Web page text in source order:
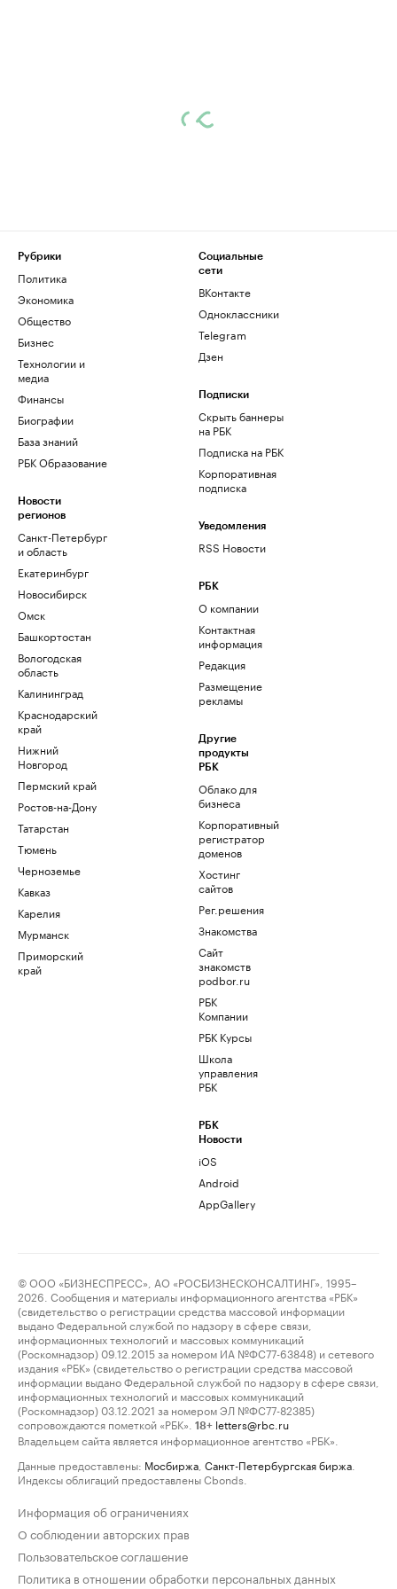
Рубрики
Политика
Экономика
Общество
Бизнес
Технологии и
медиа
Финансы
Биографии
База знаний
РБК Образование
Новости
регионов
Санкт-Петербург
и область
Екатеринбург
Новосибирск
Омск
Башкортостан
Вологодская
область
Калининград
Краснодарский
край
Нижний
Новгород
Пермский край
Ростов-на-Дону
Татарстан
Тюмень
Черноземье
Кавказ
Карелия
Мурманск
Приморский
край
Социальные
сети
ВКонтакте
Одноклассники
Telegram
Дзен
Подписки
Скрыть баннеры
на РБК
Подписка на РБК
Корпоративная
подписка
Уведомления
RSS Новости
РБК
О компании
Контактная
информация
Редакция
Размещение
рекламы
Другие
продукты
РБК
Облако для
бизнеса
Корпоративный
регистратор
доменов
Хостинг
сайтов
Рег.решения
Знакомства
Сайт
знакомств
podbor.ru
РБК
Компании
РБК Курсы
Школа
управления
РБК
РБК
Новости
iOS
Android
AppGallery
© ООО «БИЗНЕСПРЕСС», АО «РОСБИЗНЕСКОНСАЛТИНГ», 1995–
2026. Сообщения и материалы информационного агентства «РБК»
(свидетельство о регистрации средства массовой информации
выдано Федеральной службой по надзору в сфере связи,
информационных технологий и массовых коммуникаций
(Роскомнадзор) 09.12.2015 за номером ИА №ФС77-63848) и сетевого
издания «РБК» (свидетельство о регистрации средства массовой
информации выдано Федеральной службой по надзору в сфере связи,
информационных технологий и массовых коммуникаций
(Роскомнадзор) 03.12.2021 за номером ЭЛ №ФС77-82385)
сопровождаются пометкой «РБК».
18+ letters@rbc.ru
Владельцем сайта является информационное агентство «РБК».
Данные предоставлены: Мосбиржа Санкт-Петербургская биржа
Индексы облигаций предоставлены Cbonds.
Информация об ограничениях
О соблюдении авторских прав
Пользовательское соглашение
Политика в отношении обработки персональных данных